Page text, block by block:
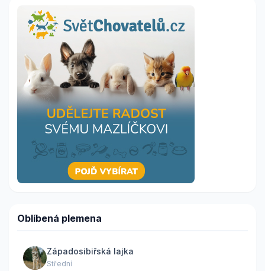
Oblíbená plemena
Západosibiřská lajka
Střední